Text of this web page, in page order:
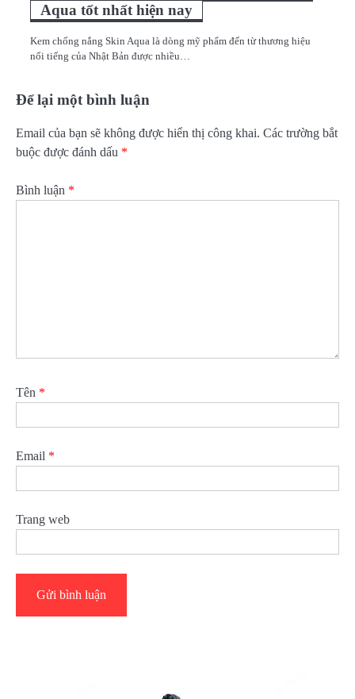
Aqua tốt nhất hiện nay
Kem chống nắng Skin Aqua là dòng mỹ phẩm đến từ thương hiệu
nổi tiếng của Nhật Bản được nhiều…
Để lại một bình luận
Email của bạn sẽ không được hiển thị công khai. Các trường bắt
buộc được đánh dấu *
Bình luận *
Tên *
Email *
Trang web